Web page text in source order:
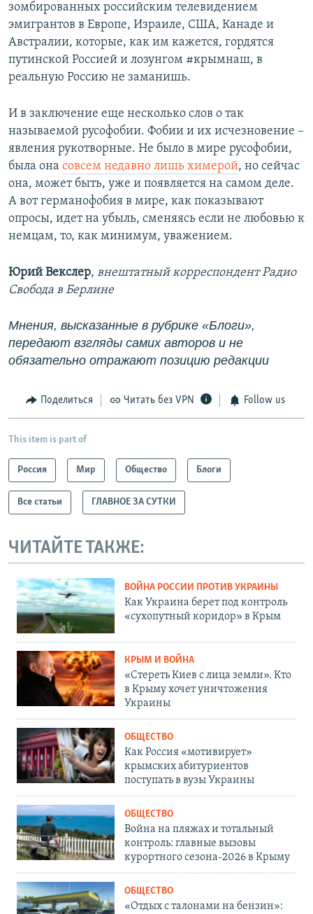
зомбированных российским телевидением
эмигрантов в Европе, Израиле, США, Канаде и
Австралии, которые, как им кажется, гордятся
путинской Россией и лозунгом #крымнаш, в
реальную Россию не заманишь.
И в заключение еще несколько слов о так
называемой русофобии. Фобии и их исчезновение –
явления рукотворные. Не было в мире русофобии,
была она совсем недавно лишь химерой, но сейчас
она, может быть, уже и появляется на самом деле.
А вот германофобия в мире, как показывают
опросы, идет на убыль, сменяясь если не любовью к
немцам, то, как минимум, уважением.
Юрий Векслер, внештатный корреспондент Радио
Свобода в Берлине
Мнения, высказанные в рубрике «Блоги»,
передают взгляды самих авторов и не
обязательно отражают позицию редакции
Поделиться Читать без VPN Follow us
This item is part of
Россия Мир Общество Блоги
Все статьи ГЛАВНОЕ ЗА СУТКИ
ЧИТАЙТЕ ТАКЖЕ:
ВОЙНА РОССИИ ПРОТИВ УКРАИНЫ
Как Украина берет под контроль
«сухопутный коридор» в Крым
КРЫМ И ВОЙНА
«Стереть Киев с лица земли». Кто
в Крыму хочет уничтожения
Украины
ОБЩЕСТВО
Как Россия «мотивирует»
крымских абитуриентов
поступать в вузы Украины
ОБЩЕСТВО
Война на пляжах и тотальный
контроль: главные вызовы
курортного сезона-2026 в Крыму
ОБЩЕСТВО
«Отдых с талонами на бензин»: